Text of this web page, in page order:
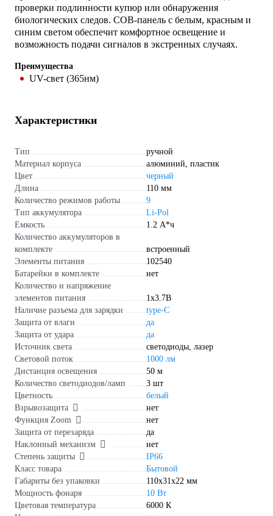
проверки подлинности купюр или обнаружения
биологических следов. COB-панель с белым, красным и
синим светом обеспечит комфортное освещение и
возможность подачи сигналов в экстренных случаях.
Преимущества
UV-свет (365нм)
Характеристики
Тип
ручной
Материал корпуса
алюминий, пластик
Цвет
черный
Длина
110 мм
Количество режимов работы
9
Тип аккумулятора
Li-Pol
Емкость
1.2 А*ч
Количество аккумуляторов в
комплекте
встроенный
Элементы питания
102540
Батарейки в комплекте
нет
Количество и напряжение
элементов питания
1х3.7В
Наличие разъема для зарядки
type-C
Защита от влаги
да
Защита от удара
да
Источник света
светодиоды, лазер
Световой поток
1000 лм
Дистанция освещения
50 м
Количество светодиодов/ламп
3 шт
Цветность
белый
Взрывозащита
нет
Функция Zoom
нет
Защита от перезаряда
да
Наклонный механизм
нет
Степень защиты
IP66
Класс товара
Бытовой
Габариты без упаковки
110x31x22 мм
Мощность фонаря
10 Вт
Цветовая температура
6000 К